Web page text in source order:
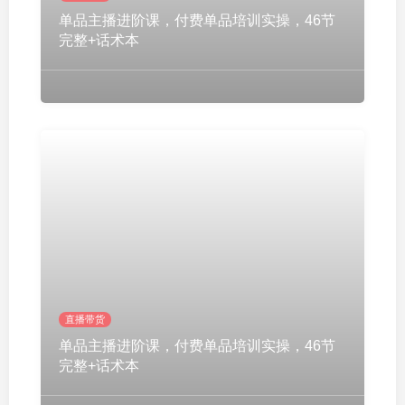
单品主播进阶课，付费单品培训实操，46节
完整+话术本
直播带货
单品主播进阶课，付费单品培训实操，46节
完整+话术本